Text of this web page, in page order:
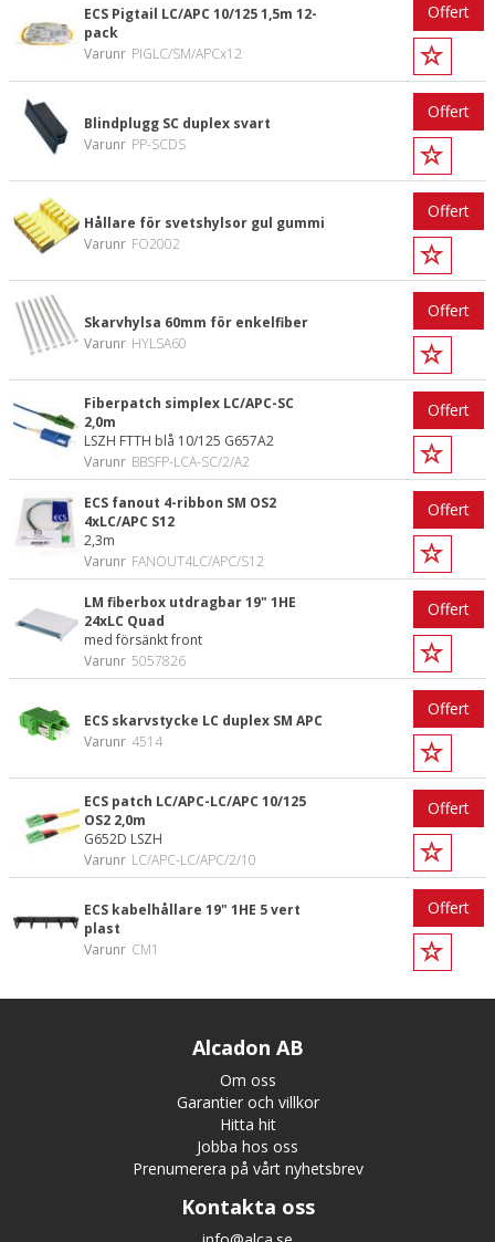
ECS Pigtail LC/APC 10/125 1,5m 12-
pack
Varunr PIGLC/SM/APCx12
Offert
Blindplugg SC duplex svart
Varunr PP-SCDS
Offert
Hållare för svetshylsor gul gummi
Varunr FO2002
Offert
Skarvhylsa 60mm för enkelfiber
Varunr HYLSA60
Offert
Fiberpatch simplex LC/APC-SC
2,0m
LSZH FTTH blå 10/125 G657A2
Varunr BBSFP-LCA-SC/2/A2
Offert
ECS fanout 4-ribbon SM OS2
4xLC/APC S12
2,3m
Varunr FANOUT4LC/APC/S12
Offert
LM fiberbox utdragbar 19" 1HE
24xLC Quad
med försänkt front
Varunr 5057826
Offert
ECS skarvstycke LC duplex SM APC
Varunr 4514
Offert
ECS patch LC/APC-LC/APC 10/125
OS2 2,0m
G652D LSZH
Varunr LC/APC-LC/APC/2/10
Offert
ECS kabelhållare 19" 1HE 5 vert
plast
Varunr CM1
Offert
Alcadon AB
Om oss
Garantier och villkor
Hitta hit
Jobba hos oss
Prenumerera på vårt nyhetsbrev
Kontakta oss